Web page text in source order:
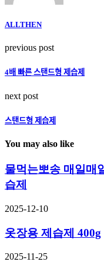
ALLTHEN
previous post
4배 빠른 스탠드형 제습제
next post
스탠드형 제습제
You may also like
물먹는뽀송 매일매
습제
2025-12-10
옷장용 제습제 400g
2025-11-25